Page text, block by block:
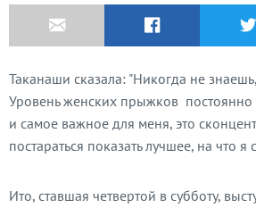
Таканаши сказала: "Никогда не
Уровень женских прыжков
и самое важное для меня, это
постараться показать лучшее, на что я
Ито, ставшая четвертой в субботу,